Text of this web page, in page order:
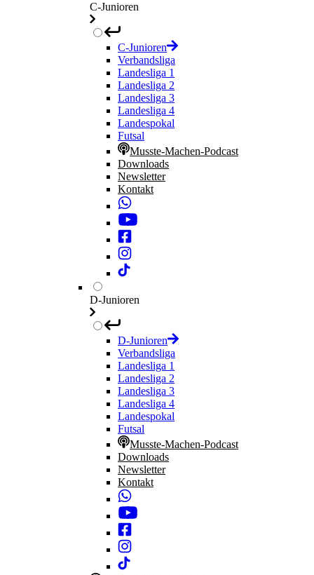
C-Junioren
C-Junioren
Verbandsliga
Landesliga 1
Landesliga 2
Landesliga 3
Landesliga 4
Landespokal
Futsal
Musste-Machen-Podcast
Downloads
Newsletter
Kontakt
D-Junioren
D-Junioren
Verbandsliga
Landesliga 1
Landesliga 2
Landesliga 3
Landesliga 4
Landespokal
Futsal
Musste-Machen-Podcast
Downloads
Newsletter
Kontakt